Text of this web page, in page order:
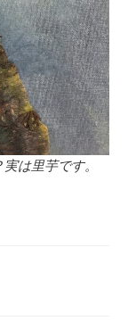
は里芋です。